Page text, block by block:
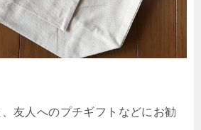
友人へのプチギフトなどにお勧